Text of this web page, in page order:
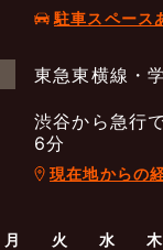
よくあるご
駐車スペース
東急東横線・
渋谷から急行
6分
現在地からの
月 火 水 木